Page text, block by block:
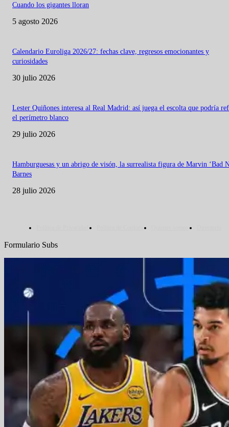
Cuando los gigantes lloran
5 agosto 2026
Calendario Euroliga 2026/27: fechas clave, regresos emocionantes y
curiosidades
30 julio 2026
Lester Quiñones interesa al Real Madrid: así juega el escolta que podría
el perímetro blanco
29 julio 2026
Hamburguesas y un abrigo de visón, la surrealista figura de Marvin ‘Bad
Barnes
28 julio 2026
Formulario Subs